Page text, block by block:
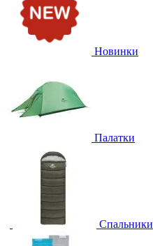
Новинки
Палатки
Спальники